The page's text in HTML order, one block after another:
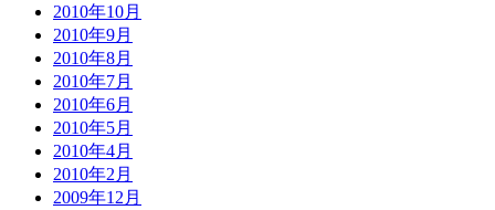
2010年10月
2010年9月
2010年8月
2010年7月
2010年6月
2010年5月
2010年4月
2010年2月
2009年12月